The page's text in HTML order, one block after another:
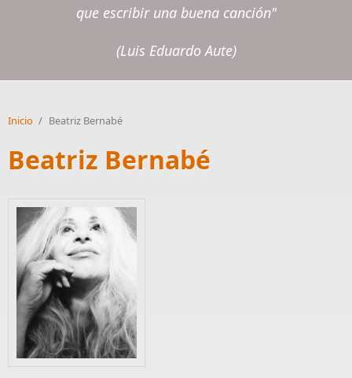
que escribir una buena canción"
(Luis Eduardo Aute)
Inicio / Beatriz Bernabé
Beatriz Bernabé